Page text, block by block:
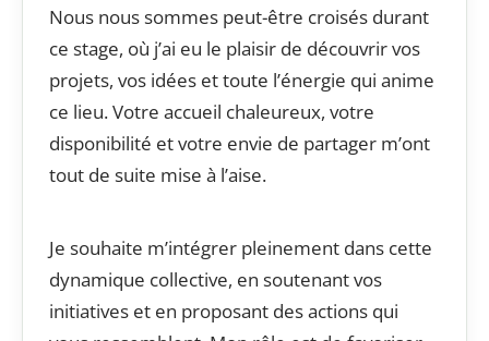
Nous nous sommes peut-être croisés durant
ce stage, où j’ai eu le plaisir de découvrir vos
projets, vos idées et toute l’énergie qui anime
ce lieu. Votre accueil chaleureux, votre
disponibilité et votre envie de partager m’ont
tout de suite mise à l’aise.
Je souhaite m’intégrer pleinement dans cette
dynamique collective, en soutenant vos
initiatives et en proposant des actions qui